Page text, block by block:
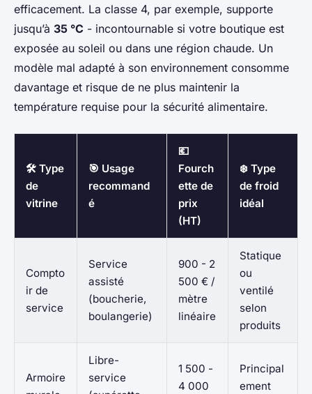
efficacement. La classe 4, par exemple, supporte
jusqu’à 35 °C - incontournable si votre boutique est
exposée au soleil ou dans une région chaude. Un
modèle mal adapté à son environnement consomme
davantage et risque de ne plus maintenir la
température requise pour la sécurité alimentaire.
🛠️ Type
de
vitrine
🎯 Usage
recommand
é
💶
Fourch
ette de
prix
(HT)
❄️ Type
de froid
idéal
Compto
ir de
service
Service
assisté
(boucherie,
boulangerie)
900 - 2
500 € /
mètre
linéaire
Statique
ou
ventilé
selon
produits
Armoire
Libre-
service
1 500 -
4 000
Principal
ement